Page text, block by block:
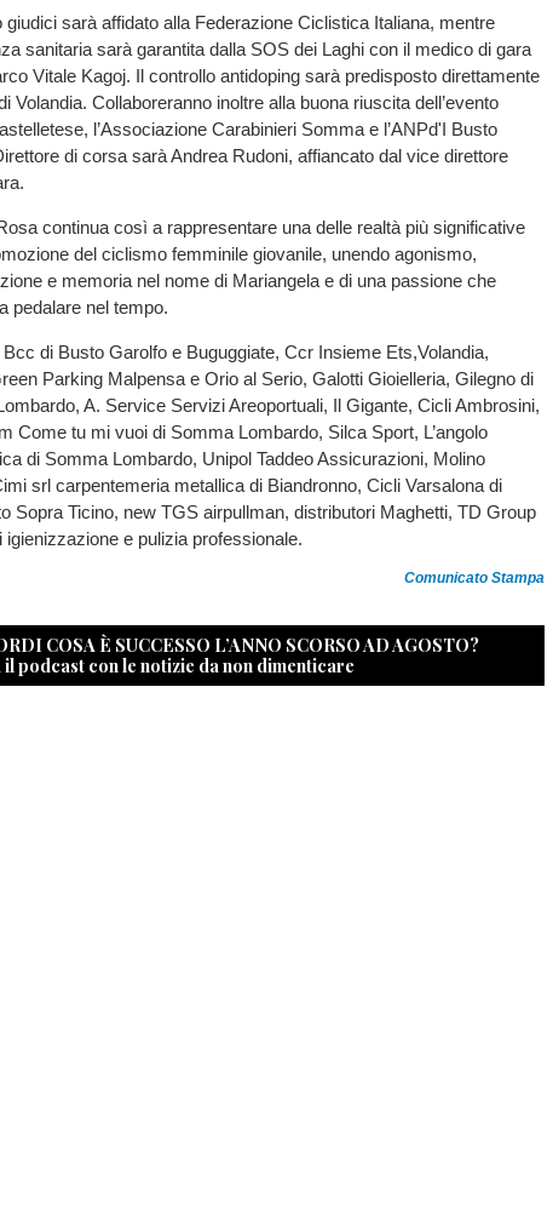
giudici sarà affidato alla Federazione Ciclistica Italiana, mentre
sanitaria sarà garantita dalla SOS dei Laghi con il medico di gara
Vitale Kagoj. Il controllo antidoping sarà predisposto direttamente
Volandia. Collaboreranno inoltre alla buona riuscita dell’evento
l’Associazione Carabinieri Somma e l’ANPd'I Busto
di corsa sarà Andrea Rudoni, affiancato dal vice direttore
continua così a rappresentare una delle realtà più significative
del ciclismo femminile giovanile, unendo agonismo,
e memoria nel nome di Mariangela e di una passione che
pedalare nel tempo.
di Busto Garolfo e Buguggiate, Ccr Insieme Ets,Volandia,
Parking Malpensa e Orio al Serio, Galotti Gioielleria, Gilegno di
A. Service Servizi Areoportuali, Il Gigante, Cicli Ambrosini,
Come tu mi vuoi di Somma Lombardo, Silca Sport, L’angolo
di Somma Lombardo, Unipol Taddeo Assicurazioni, Molino
srl carpentemeria metallica di Biandronno, Cicli Varsalona di
Sopra Ticino, new TGS airpullman, distributori Maghetti, TD Group
igienizzazione e pulizia professionale.
Comunicato Stampa
COSA È SUCCESSO L’ANNO SCORSO AD AGOSTO?
podcast con le notizie da non dimenticare